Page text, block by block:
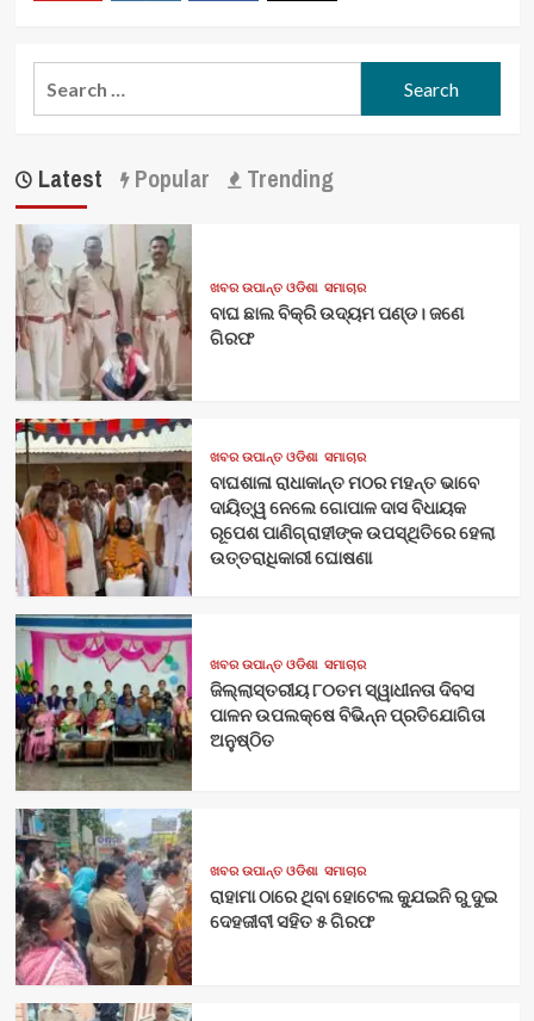
Latest Popular Trending
ଖବର ଉପାନ୍ତ ଓଡିଶା ସମାଚାର
ବାଘ ଛାଲ ବିକ୍ରି ଉଦ୍ୟମ ପଣ୍ଡ। ଜଣେ
ଗିରଫ
ଖବର ଉପାନ୍ତ ଓଡିଶା ସମାଚାର
ବାଘଶାଳା ରାଧାକାନ୍ତ ମଠର ମହନ୍ତ ଭାବେ
ଦାୟିତ୍ୱ ନେଲେ ଗୋପାଳ ଦାସ ବିଧାୟକ
ରୂପେଶ ପାଣିଗ୍ରାହୀଙ୍କ ଉପସ୍ଥିତିରେ ହେଲା
ଉତ୍ତରାଧିକାରୀ ଘୋଷଣା
ଖବର ଉପାନ୍ତ ଓଡିଶା ସମାଚାର
ଜିଲ୍ଲାସ୍ତରୀୟ ୮୦ତମ ସ୍ୱାଧୀନତା ଦିବସ
ପାଳନ ଉପଲକ୍ଷେ ବିଭିନ୍ନ ପ୍ରତିଯୋଗିତା
ଅନୁଷ୍ଠିତ
ଖବର ଉପାନ୍ତ ଓଡିଶା ସମାଚାର
ରାହାମା ଠାରେ ଥିବା ହୋଟେଲ କ୍ଯୁଇନି ରୁ ଦୁଇ
ଦେହଜୀବୀ ସହିତ ୫ ଗିରଫ